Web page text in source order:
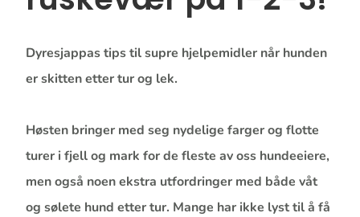
Dyresjappas tips til supre hjelpemidler når hunden
er skitten etter tur og lek.
Høsten bringer med seg nydelige farger og flotte
turer i fjell og mark for de fleste av oss hundeeiere,
men også noen ekstra utfordringer med både våt
og sølete hund etter tur. Mange har ikke lyst til å få